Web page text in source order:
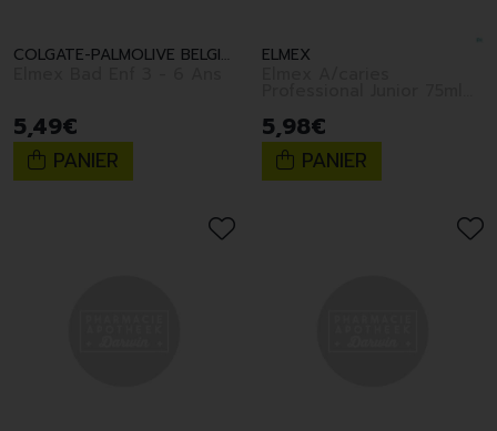
COLGATE-PALMOLIVE BELGIUM
5,49€
PANIER
ELMEX
5,98€
PANIER